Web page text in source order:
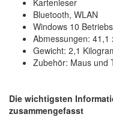
Kartenleser
Bluetooth, WLAN
Windows 10
Abmessungen:
Gewicht: 2,1
Zubehör: Maus und
Die wichtigsten
zusammengefasst